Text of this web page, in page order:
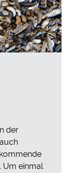
der
Um einmal